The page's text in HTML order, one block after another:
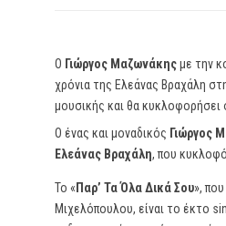
Ο Γιώργος Μαζωνάκηςμε την
χρόνια της Ελεάνας Βραχάλη
μουσικής και θα
Ο ένας και μοναδικός Γιώργος
Ελεάνας Βραχάλη, που
Το « Παρ’ Τα Όλα Δικά Σου»,
Μιχελόπουλου, είναι το έκτο